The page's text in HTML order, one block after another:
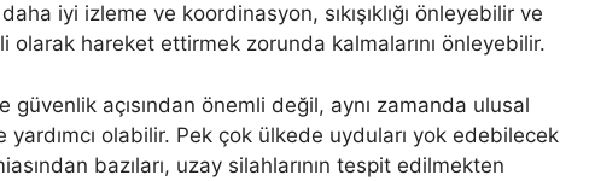
iyi izleme ve koordinasyon, sıkışıklığı önleyebilir ve
olarak hareket ettirmek zorunda kalmalarını önleyebilir.
güvenlik açısından önemli değil, aynı zamanda ulusal
olabilir. Pek çok ülkede uyduları yok edebilecek
bazıları, uzay silahlarının tespit edilmekten